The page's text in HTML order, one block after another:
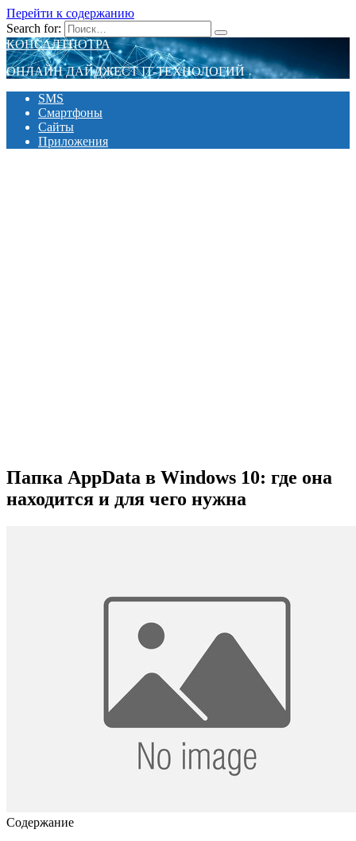
Перейти к содержанию
Search for:
КОНСАЛТПОТРА
ОНЛАЙН ДАЙДЖЕСТ IT-ТЕХНОЛОГИЙ
SMS
Смартфоны
Сайты
Приложения
Папка AppData в Windows 10: где она
находится и для чего нужна
Содержание